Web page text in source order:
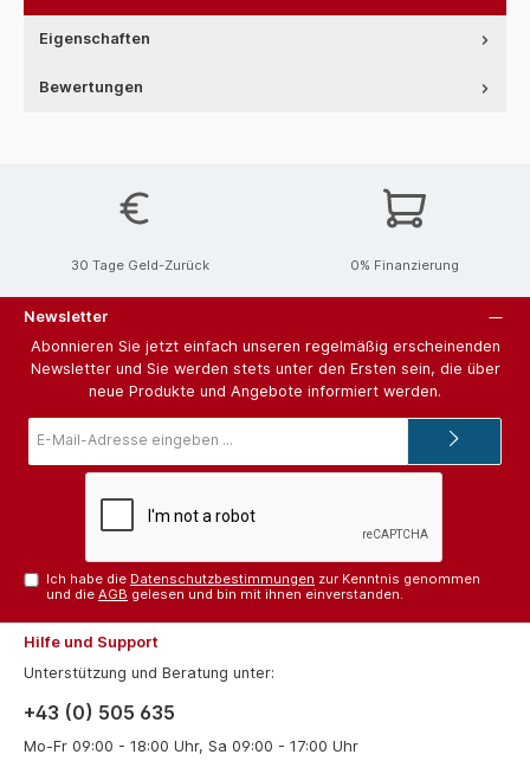
Eigenschaften
Bewertungen
30 Tage Geld-Zurück 0% Finanzierung
Newsletter
Abonnieren Sie jetzt einfach unseren regelmäßig erscheinenden
Newsletter und Sie werden stets unter den Ersten sein, die über
neue Produkte und Angebote informiert werden.
Mail-
Ich habe die Datenschutzbestimmungen zur Kenntnis genommen
und dieAGB gelesen und bin mit ihnen einverstanden.
Hilfe und Support
Unterstützung und Beratung unter:
+43 (0) 505 635
Mo-Fr 09:00 - 18:00 Uhr, Sa 09:00 - 17:00 Uhr